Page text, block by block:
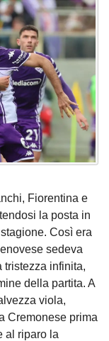
Fiorentina e
la posta in
Così era
sedeva
tristezza infinita,
della partita. A
viola,
Cremonese prima
al riparo la